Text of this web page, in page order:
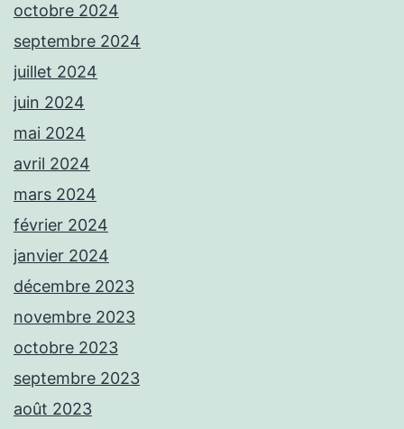
octobre 2024
septembre 2024
juillet 2024
juin 2024
mai 2024
avril 2024
mars 2024
février 2024
janvier 2024
décembre 2023
novembre 2023
octobre 2023
septembre 2023
août 2023